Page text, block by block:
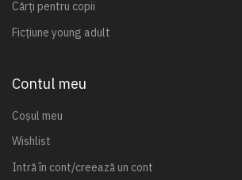
Cărți pentru copii
Ficțiune young adult
Contul meu
Coșul meu
Wishlist
Intră în cont/creează un cont